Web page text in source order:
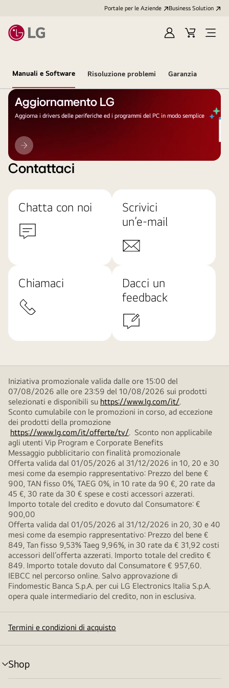
Portale per le Aziende Business Solution
AccediCart
Open
Manuali e Software Risoluzione problemi Garanzia
Aggiornamento LG
Aggiorna i drivers delle periferiche ed i programmi del PC in modo semplice
Aggiornamento
LG
Contattaci
Chatta con noi
Scrivici
un’e-mail
Chiamaci
Dacci un
feedback
Iniziativa promozionale valida dalle ore 15:00 del
07/08/2026 alle ore 23:59 del 10/08/2026 sui prodotti
selezionati e disponibili su https://www.lg.com/it/.
Sconto cumulabile con le promozioni in corso, ad eccezione
dei prodotti della promozione
https://www.lg.com/it/offerte/tv/. Sconto non applicabile
agli utenti Vip Program e Corporate Benefits
Messaggio pubblicitario con finalità promozionale
Offerta valida dal 01/05/2026 al 31/12/2026 in 10, 20 e 30
mesi come da esempio rappresentativo: Prezzo del bene €
900, TAN fisso 0%, TAEG 0%, in 10 rate da 90 €, 20 rate da
45 €, 30 rate da 30 € spese e costi accessori azzerati.
Importo totale del credito e dovuto dal Consumatore: €
900,00
Offerta valida dal 01/05/2026 al 31/12/2026 in 20, 30 e 40
mesi come da esempio rappresentativo: Prezzo del bene €
849, Tan fisso 9,53% Taeg 9,96%, in 30 rate da € 31,92 costi
accessori dell’offerta azzerati. Importo totale del credito €
849. Importo totale dovuto dal Consumatore € 957,60.
IEBCC nel percorso online. Salvo approvazione di
Findomestic Banca S.p.A. per cui LG Electronics Italia S.p.A.
opera quale intermediario del credito, non in esclusiva.
Termini e condizioni di acquisto
Shop
Attivazione
menu